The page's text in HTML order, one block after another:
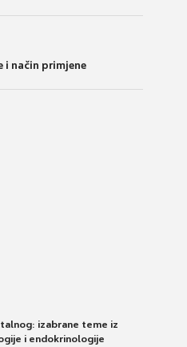
i način primjene
izabrane teme iz
i endokrinologije